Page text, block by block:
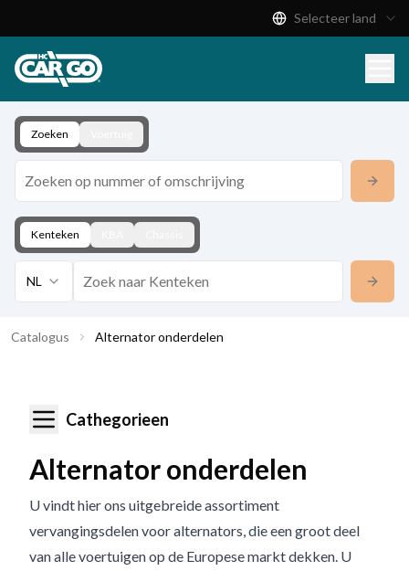
Download
Contact
Selecteer land
Zoeken
Kenteken
NL
Catalogus Alternator onderdelen
Cathegorieen
Alternator onderdelen
U vindt hier ons uitgebreide assortiment
vervangingsdelen voor alternators, die een groot deel
van alle voertuigen op de Europese markt dekken. U